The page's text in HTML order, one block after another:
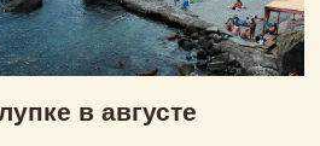
в августе